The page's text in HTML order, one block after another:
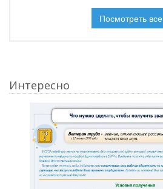
Посмотреть все
Интересно